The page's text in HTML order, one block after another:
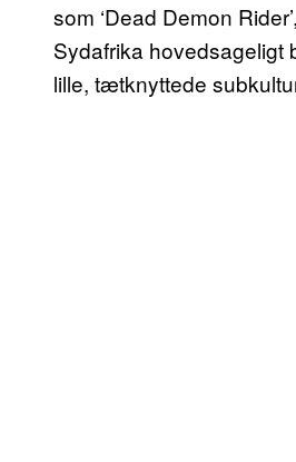
som ‘Dead Demon
Sydafrika hovedsageligt
lille, tætknyttede